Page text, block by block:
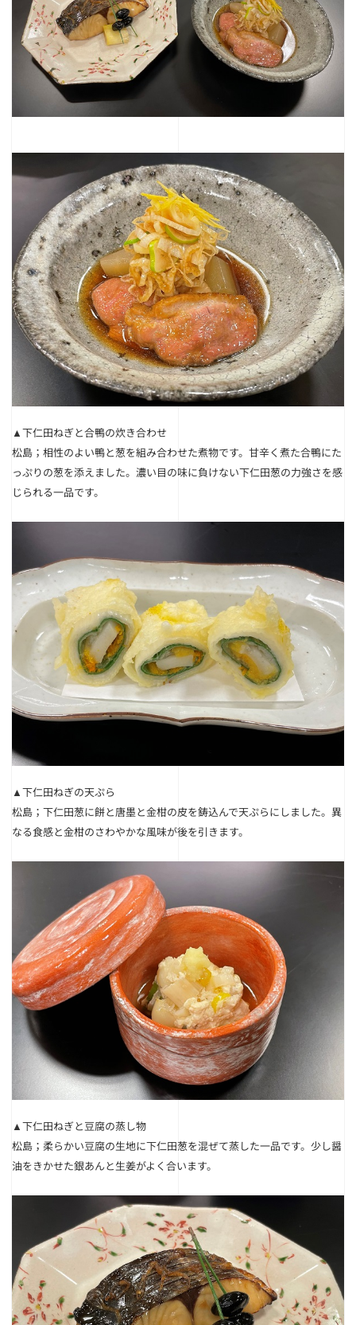
▲下仁田ねぎと合鴨の炊き合わせ
松島；相性のよい鴨と葱を組み合わせた煮物です。甘辛く煮た合鴨にた
っぷりの葱を添えました。濃い目の味に負けない下仁田葱の力強さを感
じられる一品です。
▲下仁田ねぎの天ぷら
松島；下仁田葱に餅と唐墨と金柑の皮を鋳込んで天ぷらにしました。異
なる食感と金柑のさわやかな風味が後を引きます。
▲下仁田ねぎと豆腐の蒸し物
松島；柔らかい豆腐の生地に下仁田葱を混ぜて蒸した一品です。少し醤
油をきかせた銀あんと生姜がよく合います。